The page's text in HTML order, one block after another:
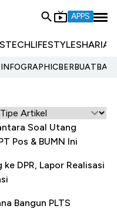
APPS
TECHLIFESTYLESHARIA
INFOGRAPHIC
Soal Utang
Pos & BUMN Ini
DPR, Lapor Realisasi
Bangun PLTS